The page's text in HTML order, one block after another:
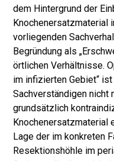
dem Hintergrund der
Knochenersatzmaterial
vorliegenden
Begründung als
örtlichen Verhältnisse.
im infizierten Gebiet“
Sachverständigen nicht
grundsätzlich
Knochenersatzmaterial
Lage der im konkreten
Resektionshöhle im